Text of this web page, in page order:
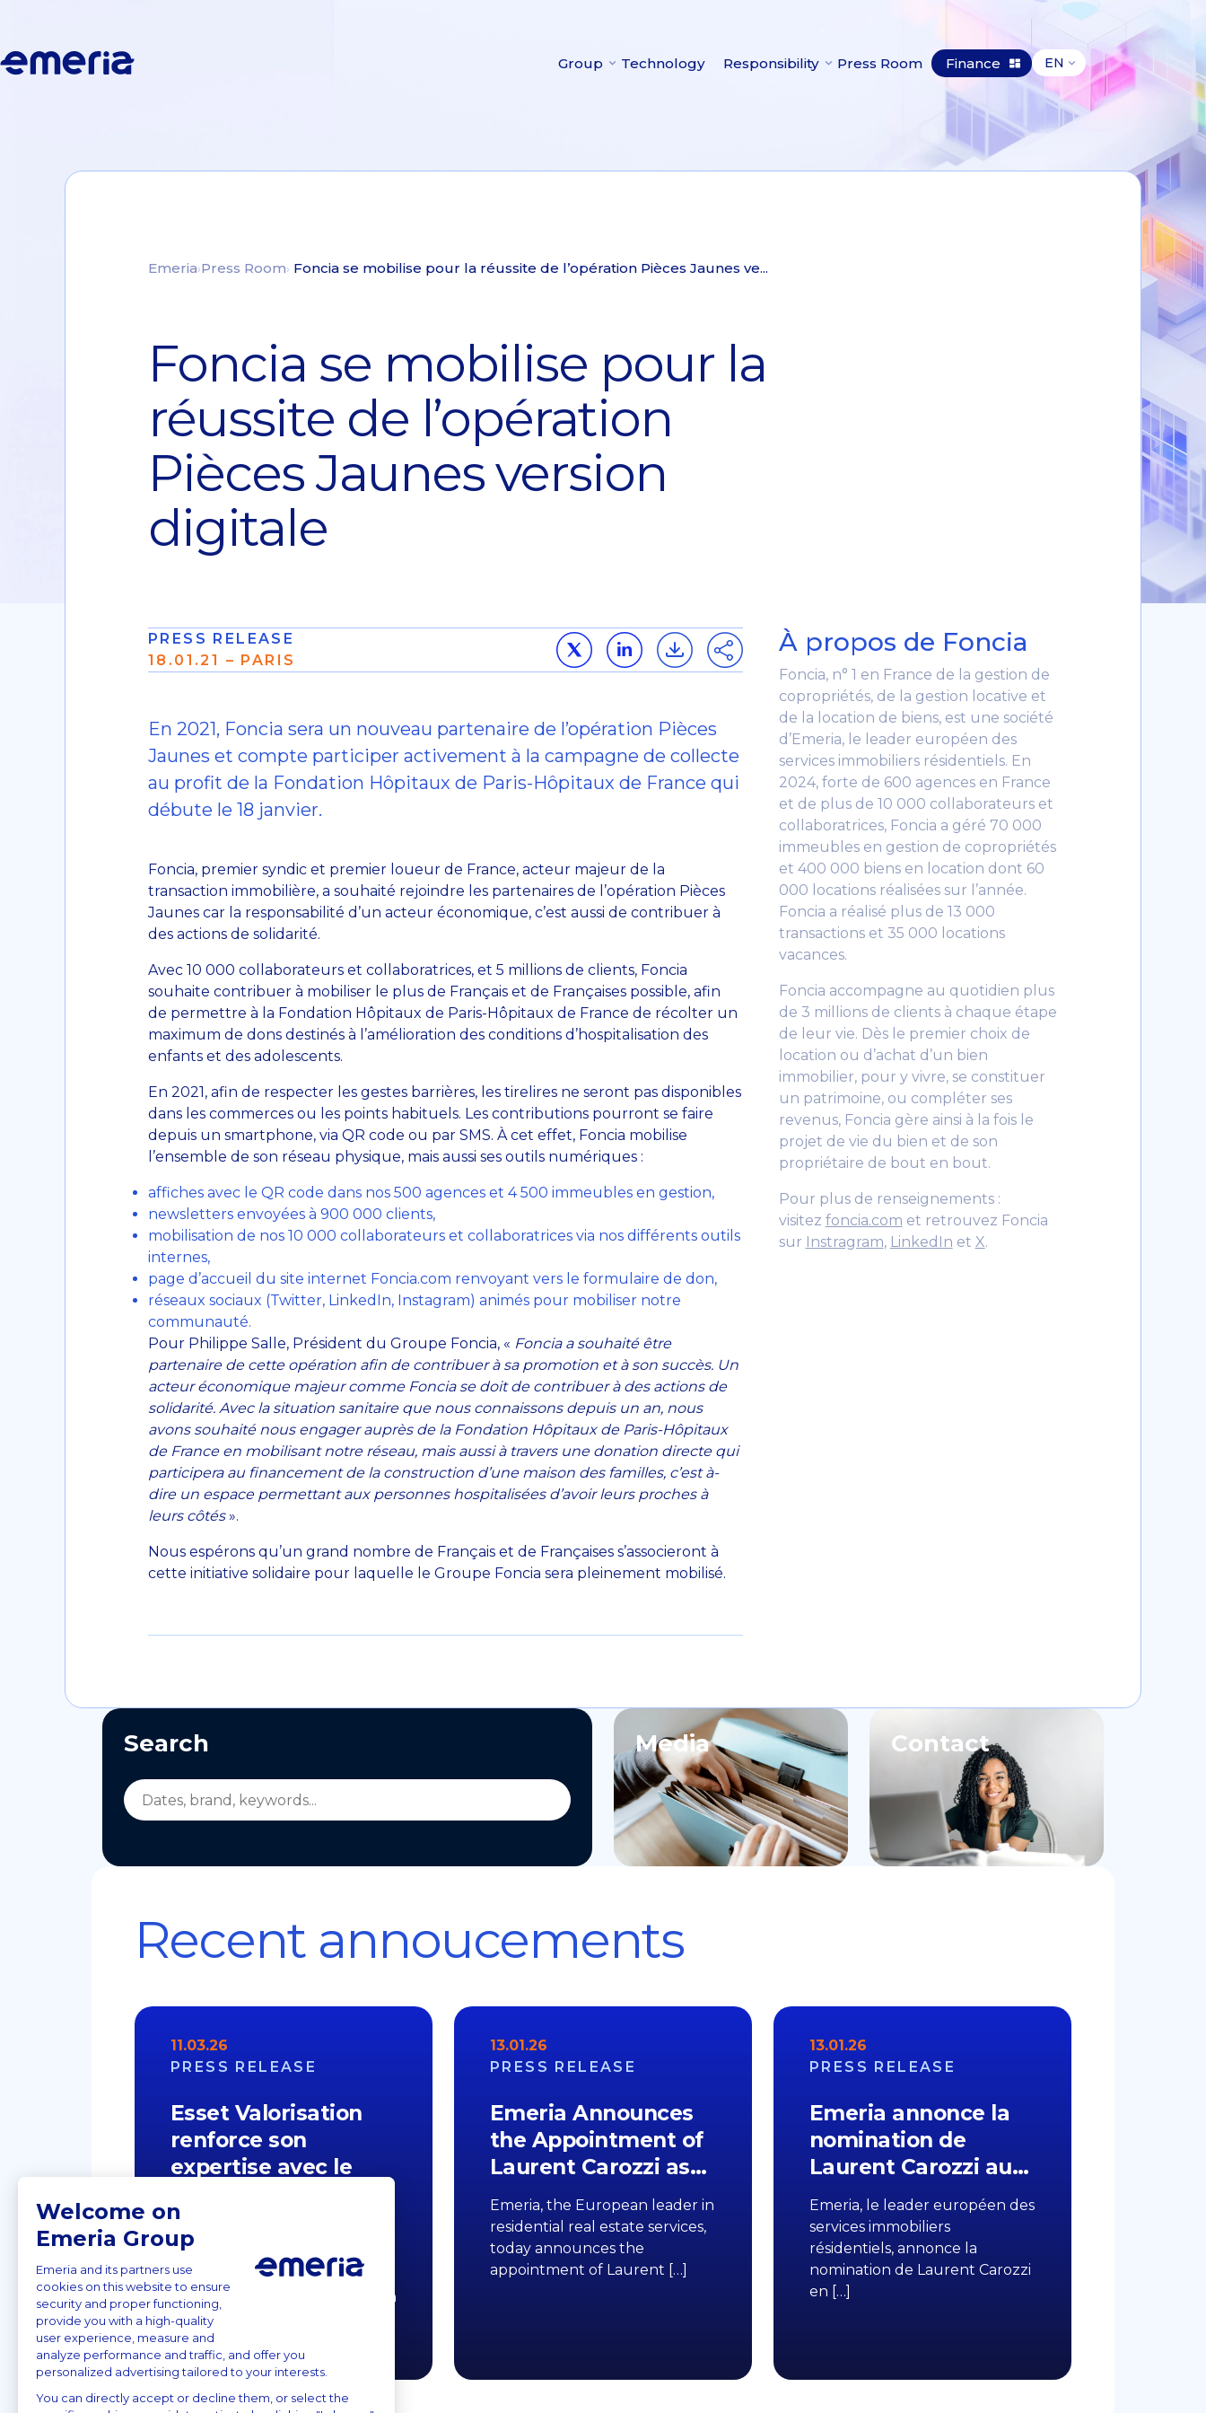
Emeria
Group Technology Responsibility Press Room Finance EN
Emeria Press Room Foncia se mobilise pour la réussite de l’opération Pièces Jaunes ve...
Foncia se mobilise pour la
réussite de l’opération
Pièces Jaunes version
digitale
PRESS RELEASE
18.01.21 – PARIS
En 2021, Foncia sera un nouveau partenaire de l’opération Pièces
Jaunes et compte participer activement à la campagne de collecte
au profit de la Fondation Hôpitaux de Paris-Hôpitaux de France qui
débute le 18 janvier.
Foncia, premier syndic et premier loueur de France, acteur majeur de la
transaction immobilière, a souhaité rejoindre les partenaires de l’opération Pièces
Jaunes car la responsabilité d’un acteur économique, c’est aussi de contribuer à
des actions de solidarité.
Avec 10 000 collaborateurs et collaboratrices, et 5 millions de clients, Foncia
souhaite contribuer à mobiliser le plus de Français et de Françaises possible, afin
de permettre à la Fondation Hôpitaux de Paris-Hôpitaux de France de récolter un
maximum de dons destinés à l’amélioration des conditions d’hospitalisation des
enfants et des adolescents.
En 2021, afin de respecter les gestes barrières, les tirelires ne seront pas disponibles
dans les commerces ou les points habituels. Les contributions pourront se faire
depuis un smartphone, via QR code ou par SMS. À cet effet, Foncia mobilise
l’ensemble de son réseau physique, mais aussi ses outils numériques :
affiches avec le QR code dans nos 500 agences et 4 500 immeubles en gestion,
newsletters envoyées à 900 000 clients,
mobilisation de nos 10 000 collaborateurs et collaboratrices via nos différents outils
internes,
page d’accueil du site internet Foncia.com renvoyant vers le formulaire de don,
réseaux sociaux (Twitter, LinkedIn, Instagram) animés pour mobiliser notre
communauté.
Pour Philippe Salle, Président du Groupe Foncia, « Foncia a souhaité être
partenaire de cette opération afin de contribuer à sa promotion et à son succès. Un
acteur économique majeur comme Foncia se doit de contribuer à des actions de
solidarité. Avec la situation sanitaire que nous connaissons depuis un an, nous
avons souhaité nous engager auprès de la Fondation Hôpitaux de Paris-Hôpitaux
de France en mobilisant notre réseau, mais aussi à travers une donation directe qui
participera au financement de la construction d’une maison des familles, c’est à-
dire un espace permettant aux personnes hospitalisées d’avoir leurs proches à
leurs côtés».
Nous espérons qu’un grand nombre de Français et de Françaises s’associeront à
cette initiative solidaire pour laquelle le Groupe Foncia sera pleinement mobilisé.
À propos de Foncia
Foncia, n° 1 en France de la gestion de
copropriétés, de la gestion locative et
de la location de biens, est une société
d’Emeria, le leader européen des
services immobiliers résidentiels. En
2024, forte de 600 agences en France
et de plus de 10 000 collaborateurs et
collaboratrices, Foncia a géré 70 000
immeubles en gestion de copropriétés
et 400 000 biens en location dont 60
000 locations réalisées sur l’année.
Foncia a réalisé plus de 13 000
transactions et 35 000 locations
vacances.
Foncia accompagne au quotidien plus
de 3 millions de clients à chaque étape
de leur vie. Dès le premier choix de
location ou d’achat d’un bien
immobilier, pour y vivre, se constituer
un patrimoine, ou compléter ses
revenus, Foncia gère ainsi à la fois le
projet de vie du bien et de son
propriétaire de bout en bout.
Pour plus de renseignements :
visitez foncia.com et retrouvez Foncia
sur Instragram, LinkedIn et X.
Search Media Contact
Recent annoucements
11.03.26
PRESS RELEASE
Esset Valorisation
renforce son
expertise avec le
Un positionnement ciblé pour
accompagner les investisseurs
sur des opérations stratégiques
et complexes. Esset Valorisation
[…]
13.01.26
PRESS RELEASE
Emeria Announces
the Appointment of
Laurent Carozzi as…
Emeria, the European leader in
residential real estate services,
today announces the
appointment of Laurent […]
13.01.26
PRESS RELEASE
Emeria annonce la
nomination de
Laurent Carozzi au…
Emeria, le leader européen des
services immobiliers
résidentiels, annonce la
nomination de Laurent Carozzi
en […]